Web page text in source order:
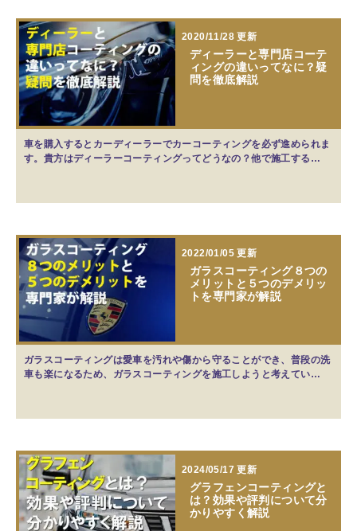
2020/11/28 更新
ディーラーと専門店コーテ
ィングの違いってなに？疑
問を徹底解説
車を購入するとカーディーラーでカーコーティングを必ず進められま
す。貴方はディーラーコーティングってどうなの？他で施工する…
2022/01/05 更新
ガラスコーティング８つの
メリットと５つのデメリッ
トを専門家が解説
ガラスコーティングは愛車を汚れや傷から守ることができ、普段の洗
車も楽になるため、ガラスコーティングを施工しようと考えてい…
2024/05/17 更新
グラフェンコーティングと
は？効果や評判について分
かりやすく解説